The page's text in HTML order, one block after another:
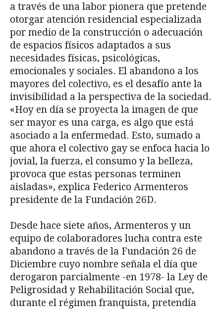
a través de una labor pionera que pretende
otorgar atención residencial especializada
por medio de la construcción o adecuación
de espacios físicos adaptados a sus
necesidades físicas, psicológicas,
emocionales y sociales. El abandono a los
mayores del colectivo, es el desafío ante la
invisibilidad a la perspectiva de la sociedad.
«Hoy en día se proyecta la imagen de que
ser mayor es una carga, es algo que está
asociado a la enfermedad. Esto, sumado a
que ahora el colectivo gay se enfoca hacia lo
jovial, la fuerza, el consumo y la belleza,
provoca que estas personas terminen
aisladas», explica Federico Armenteros
presidente de la Fundación 26D.
Desde hace siete años, Armenteros y un
equipo de colaboradores lucha contra este
abandono a través de la Fundación 26 de
Diciembre cuyo nombre señala el día que
derogaron parcialmente -en 1978- la Ley de
Peligrosidad y Rehabilitación Social que,
durante el régimen franquista, pretendía